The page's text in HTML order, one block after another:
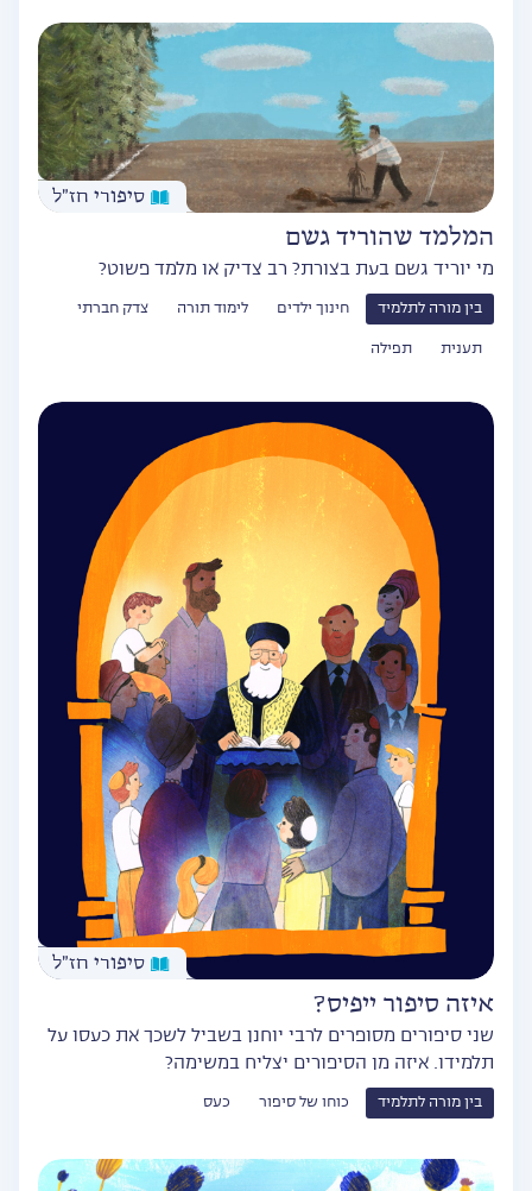
סיפורי חז״ל
המלמד שהוריד גשם
מי יוריד גשם בעת בצורת? רב צדיק או מלמד פשוט?
בין מורה לתלמיד חינוך ילדים לימוד תורה צדק חברתי
תענית תפילה
סיפורי חז״ל
איזה סיפור ייפיס?
שני סיפורים מסופרים לרבי יוחנן בשביל לשכך את כעסו על
תלמידו. איזה מן הסיפורים יצליח במשימה?
בין מורה לתלמיד כוחו של סיפור כעס